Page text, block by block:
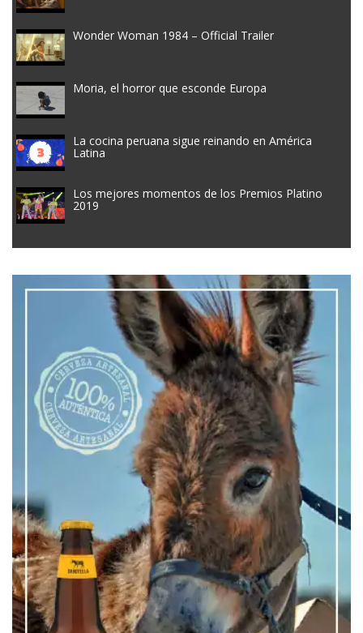
Wonder Woman 1984 – Official Trailer
Moria, el horror que esconde Europa
La cocina peruana sigue reinando en América
Latina
Los mejores momentos de los Premios Platino
2019